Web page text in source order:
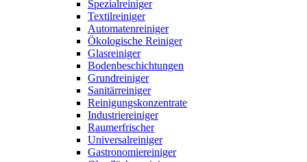
Spezialreiniger
Textilreiniger
Automatenreiniger
Ökologische Reiniger
Glasreiniger
Bodenbeschichtungen
Grundreiniger
Sanitärreiniger
Reinigungskonzentrate
Industriereiniger
Raumerfrischer
Universalreiniger
Gastronomiereiniger